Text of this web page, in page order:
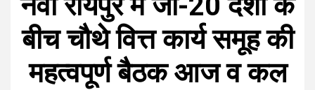
बीच चौथे वित्त कार्य समूह की
महत्वपूर्ण बैठक आज व कल